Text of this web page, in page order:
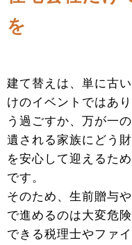
を
建て替えは、単に古
けのイベントではあ
う過ごすか、万が一
遺される家族にどう
を安心して迎えるた
です。
そのため、生前贈与
で進めるのは大変危
できる税理士やファ